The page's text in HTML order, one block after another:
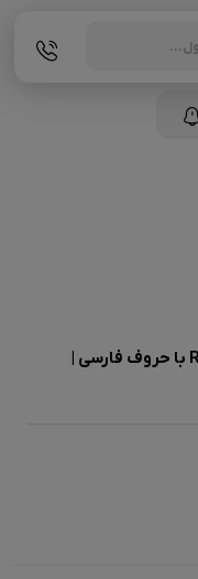
search
کیبورد تسکو مدل TK 8021L سری RGB با حروف فارسی |